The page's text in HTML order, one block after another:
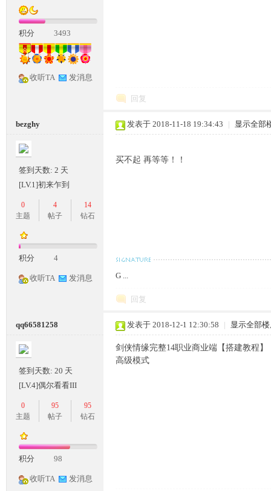
奇
一
条
积分 3493
收听TA 发消息
回复
bezghy
签到天数: 2 天
[LV.1]初来乍到
0
主题
4
帖子
14
钻石
积分 4
收听TA 发消息
发表于 2018-11-18 19:34:43 | 显示全部
买不起 再等等！！
G ...
回复
qq66581258
签到天数: 20 天
[LV.4]偶尔看看III
0
主题
95
帖子
95
钻石
积分 98
收听TA 发消息
发表于 2018-12-1 12:30:58 | 显示全部
剑侠情缘完整14职业商业端【搭建教程
高级模式